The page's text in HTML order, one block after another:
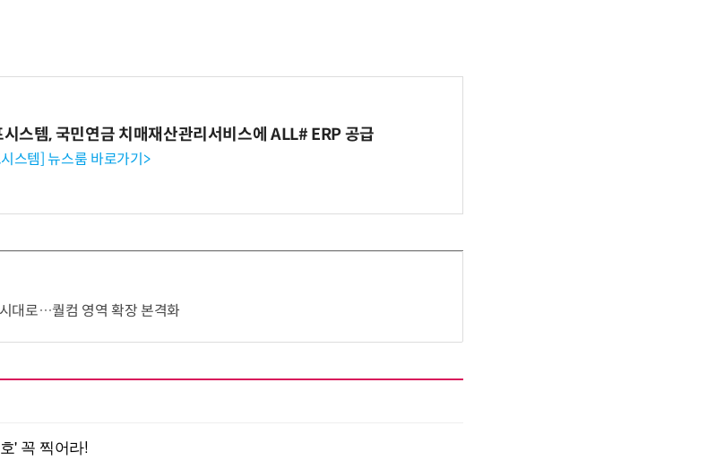
스템, 국민연금 치매재산관리서비스에 ALL# ERP 공급
스템] 뉴스룸 바로가기>
대로…퀄컴 영역 확장 본격화